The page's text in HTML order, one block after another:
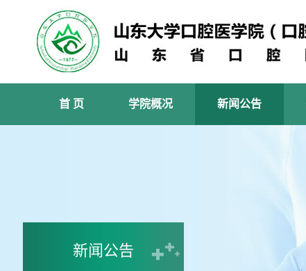
首 页 学院概况 新闻公告
新闻公告